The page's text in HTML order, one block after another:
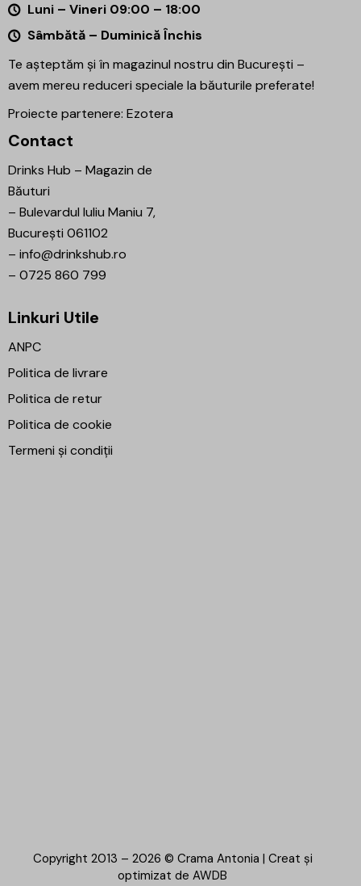
Luni – Vineri 09:00 – 18:00
Sâmbătă – Duminică Închis
Te așteptăm și în magazinul nostru din București –
avem mereu reduceri speciale la băuturile preferate!
Proiecte partenere: Ezotera
Contact
Drinks Hub – Magazin de
Băuturi
– Bulevardul Iuliu Maniu 7,
București 061102
– info@drinkshub.ro
– 0725 860 799
Linkuri Utile
ANPC
Politica de livrare
Politica de retur
Politica de cookie
Termeni și condiții
Copyright 2013 – 2026 © Crama Antonia | Creat și
optimizat de AWDB